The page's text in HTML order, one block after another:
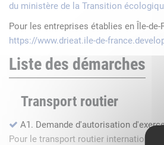
du ministère de la Transition
Pour les entreprises établies en Île-
https://www.drieat.ile-de-
Liste des démarches
Transport routier
A1. Demande d'autorisation
Pour le transport routier international